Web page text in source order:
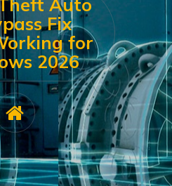
Auto
Fix
for
2026